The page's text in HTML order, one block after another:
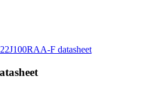
F datasheet